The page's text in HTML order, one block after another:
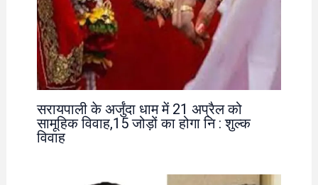
सरायपाली के अर्जुंदा धाम में 21 अप्रैल को
सामूहिक विवाह,15 जोड़ों का होगा नि : शुल्क
विवाह